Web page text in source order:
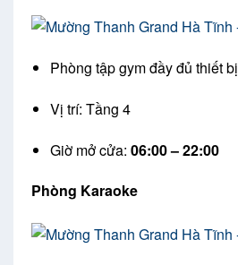
Phòng tập gym đầy đủ thiết bị
Vị trí: Tầng 4
Giờ mở cửa: 06:00 – 22:00
Phòng Karaoke